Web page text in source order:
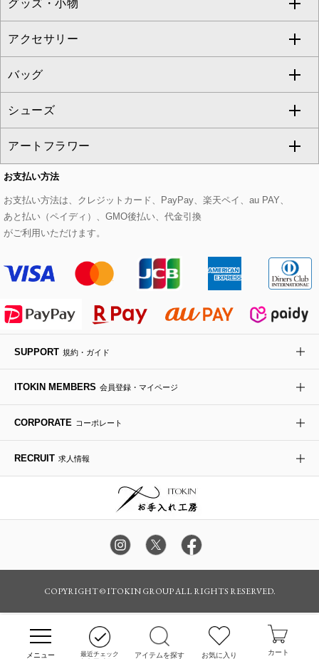
最近チェック
アイテムを探す お気に入り カート
eur3
Maison de CINQ
MK MICHEL KLEIN BAG
HIROKO KOSHINO
re:edition project 165
アンサンブルセット
ベスト・ジレ
パーカー
タンクトップ・キャミソール
スウェット・ジャージー
その他のトップス
ジャンパースカート
その他のワンピース・ドレス
ガウチョ・ワイドパンツ
ハーフ・ショート丈パンツ
サロペット・オールインワン
その他のパンツ
ひざ丈スカート
ミモレ丈スカート
ショート・ミニ丈スカート
その他のスカート
テーラードジャケット
ノーカラージャケット
セットアップ
セットアップジャケット
セットアップパンツ
セットアップスカート
セットアップワンピース
すべてのコート・ブルゾン
トレンチコート
ピーコート
ダッフルコート
チェスターコート
モッズコート
ステンカラーコート
ライダースジャケット
デニムジャケット
ダウンジャケット・コート
その他のコート・ブルゾン
グッズ・小物
すべてのグッズ・小物
マスク
ストール・マフラー・スヌード
ベルト・サスペンダー
帽子
ヘアアクセサリー
ハンカチ・バンダナ
手袋
チャーム・ストラップ
傘・日傘
時計
アクセサリー
すべてのアクセサリー
ネックレス
ピアス・イヤリング
ブレスレット・バングル
ブローチ・コサージュ
バッグ
すべてのバッグ
トートバッグ
ショルダーバッグ
ボストンバッグ
バックパック・リュック
ボディバッグ・メッセンジャーバッグ
トラベルバッグ
ビジネスバッグ
その他のバッグ
シューズ
すべてのシューズ
パンプス
スニーカー
フラットシューズ
ローファー
ドレスシューズ
サンダル・ミュール
その他のシューズ
アートフラワー
すべてのアートフラワー
ローズ
カサブランカ・カラー
ラナンキュラス
ポプリアレンジ＆フレグランス
その他のアートフラワー
お支払い方法
お支払い方法は、クレジットカード、PayPay、楽天ペイ、au PAY、
あと払い（ペイディ）、GMO後払い、代金引換
がご利用いただけます。
SUPPORT 規約・ガイド
ITOKIN MEMBERS 会員登録・マイページ
CORPORATE コーポレート
RECRUIT 求人情報
COPYRIGHT © ITOKIN GROUP ALL RIGHTS RESERVED.